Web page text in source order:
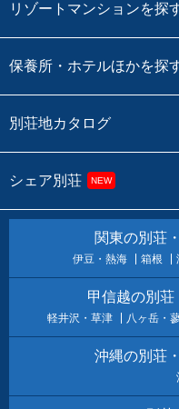
リゾートマンションを探
保養所・ホテルほかを探
別荘地カタログ
シェア別荘 NEW
関東の別荘
伊豆・熱海 箱根
甲信越の別
軽井沢・草津 八ヶ岳・
沖縄の別荘